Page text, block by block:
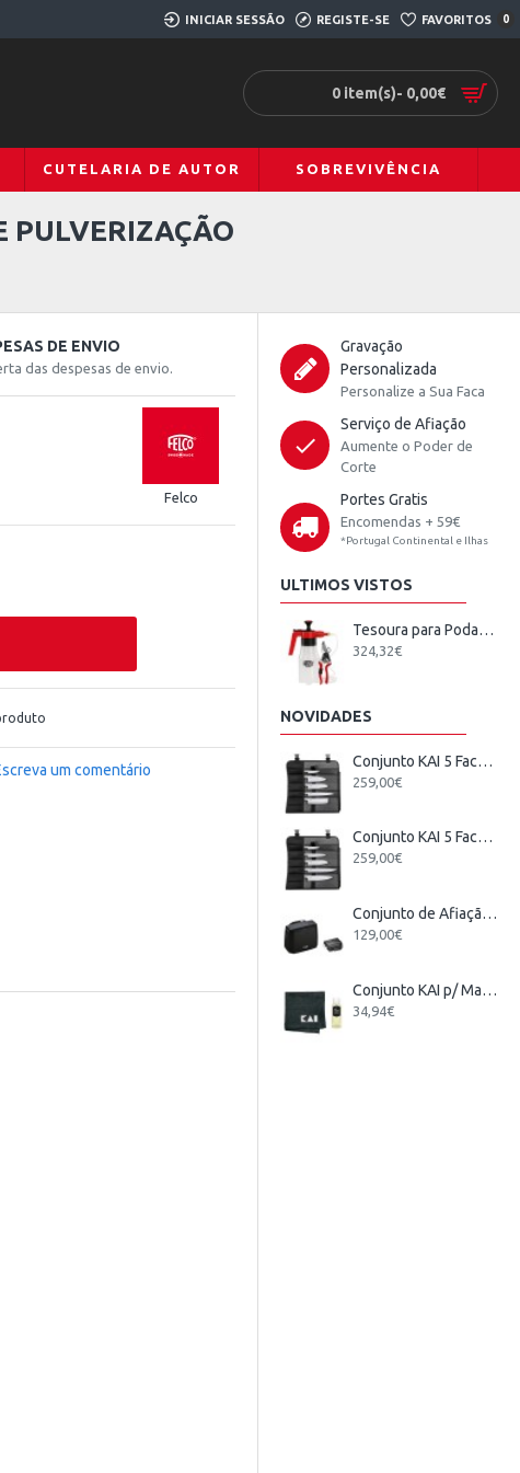
INICIAR SESSÃO REGISTE-SE FAVORITOS 0
0 item(s)- 0,00€
CUTELARIA DE AUTOR SOBREVIVÊNCIA
PULVERIZAÇÃO
DE ENVIO
das despesas de envio.
Felco
um comentário
Gravação
Personalizada
Personalize a Sua Faca
Serviço de Afiação
Aumente o Poder de
Corte
Portes Gratis
Encomendas + 59€
*Portugal Continental e Ilhas
ULTIMOS VISTOS
Tesoura para Podar Felco 19 c/ Sistema de Pulverização
324,32€
NOVIDADES
Conjunto KAI 5 Facas Japonesas + Estojo
259,00€
Conjunto KAI 5 Facas Wasabi Black Europeu + Estojo
259,00€
Conjunto de Afiação Elétrico KAI
129,00€
Conjunto KAI p/ Manutenção de Facas
34,94€